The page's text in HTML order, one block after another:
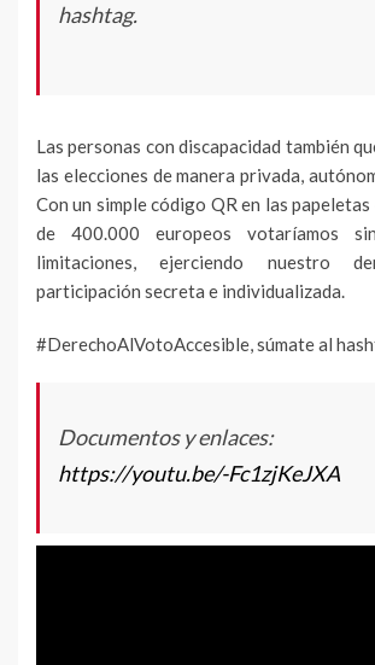
hashtag.
Las personas con discapacidad también
las elecciones de manera privada,
Con un simple código QR en las
de 400.000 europeos votaríamos
limitaciones, ejerciendo nuestro
participación secreta e individualizada.
#DerechoAlVotoAccesible, súmate al
Documentos y enlaces:
https://youtu.be/-Fc1zjKeJXA